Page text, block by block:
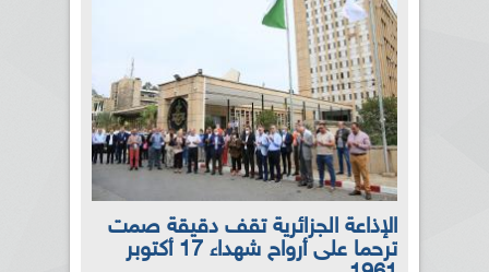
الإذاعة الجزائرية تقف دقيقة صمت
ترحما على أرواح شهداء 17 أكتوبر